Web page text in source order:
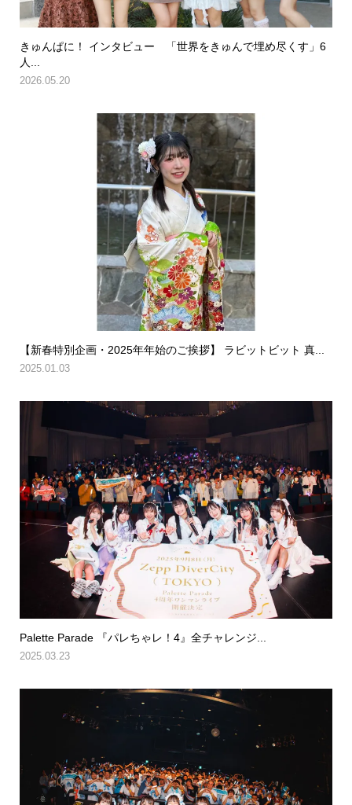
きゅんぱに！ インタビュー 「世界をきゅんで埋め尽くす」6
人...
2026.05.20
【新春特別企画・2025年年始のご挨拶】 ラビットビット 真...
2025.01.03
Palette Parade 『パレちゃレ！4』全チャレンジ...
2025.03.23